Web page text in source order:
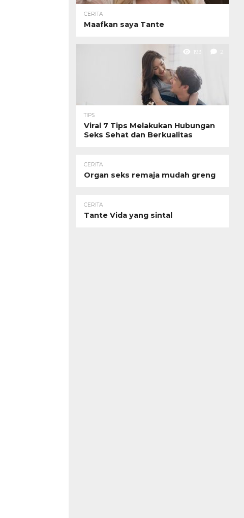
CERITA
Maafkan saya Tante
193 2
TIPS
Viral 7 Tips Melakukan Hubungan
Seks Sehat dan Berkualitas
CERITA
Organ seks remaja mudah greng
CERITA
Tante Vida yang sintal